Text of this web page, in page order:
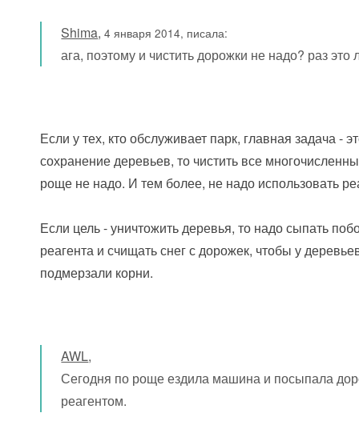
Shima,4 января 2014, писала:
ага, поэтому и чистить дорожки не надо? раз это
Если у тех, кто обслуживает парк, главная задача -
сохранение деревьев, то чистить все
роще не надо. И тем более, не надо использовать
Если цель - уничтожить деревья, то надо сыпать
реагента и счищать снег с дорожек, чтобы у
подмерзали корни.
AWL,
Сегодня по роще ездила машина и посыпала
реагентом.